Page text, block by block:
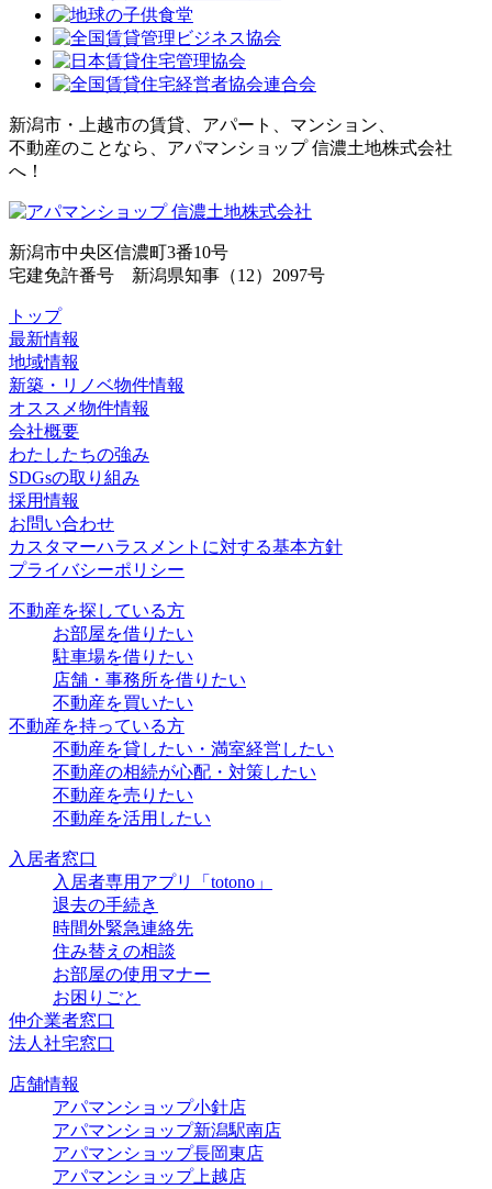
新潟市・上越市の賃貸、アパート、マンション、
不動産のことなら、アパマンショップ 信濃土地株式会社
へ！
新潟市中央区信濃町3番10号
宅建免許番号 新潟県知事（12）2097号
トップ
最新情報
地域情報
新築・リノベ物件情報
オススメ物件情報
会社概要
わたしたちの強み
SDGsの取り組み
採用情報
お問い合わせ
カスタマーハラスメントに対する基本方針
プライバシーポリシー
不動産を探している方
お部屋を借りたい
駐車場を借りたい
店舗・事務所を借りたい
不動産を買いたい
不動産を持っている方
不動産を貸したい・満室経営したい
不動産の相続が心配・対策したい
不動産を売りたい
不動産を活用したい
入居者窓口
入居者専用アプリ「totono」
退去の手続き
時間外緊急連絡先
住み替えの相談
お部屋の使用マナー
お困りごと
仲介業者窓口
法人社宅窓口
店舗情報
アパマンショップ小針店
アパマンショップ新潟駅南店
アパマンショップ長岡東店
アパマンショップ上越店